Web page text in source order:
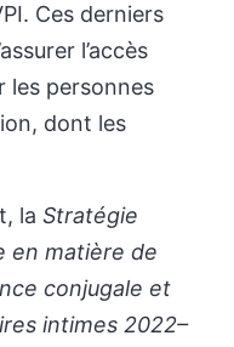
Ces derniers
l’accès
les personnes
dont les
la Stratégie
en matière de
conjugale et
intimes 2022–